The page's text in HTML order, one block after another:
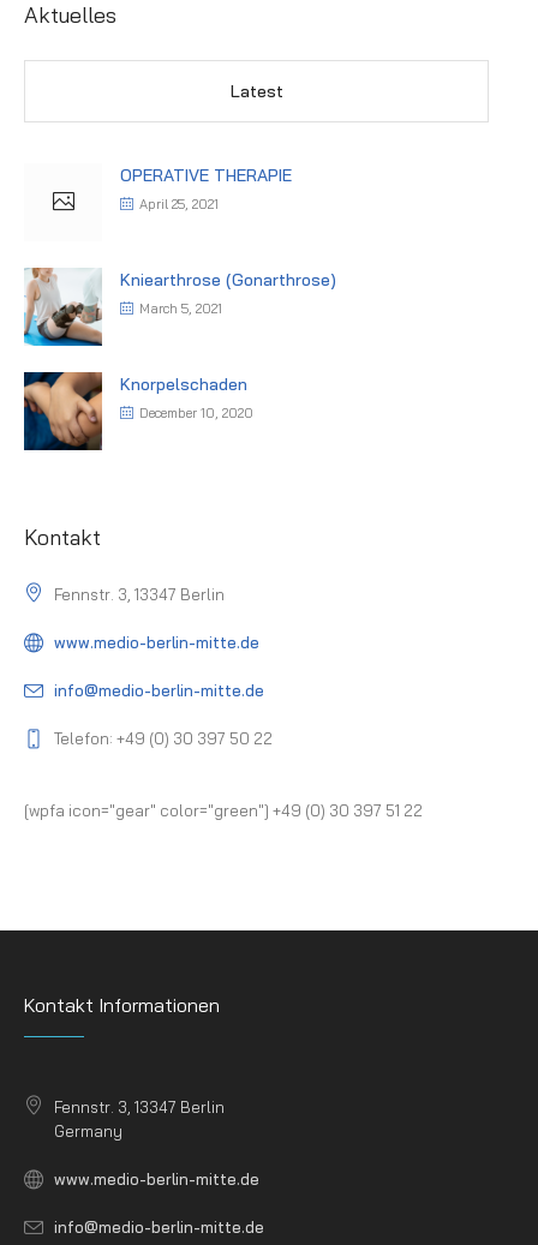
Aktuelles
Latest
OPERATIVE THERAPIE
April 25, 2021
Kniearthrose (Gonarthrose)
March 5, 2021
Knorpelschaden
December 10, 2020
Kontakt
Fennstr. 3, 13347 Berlin
www.medio-berlin-mitte.de
info@medio-berlin-mitte.de
Telefon: +49 (0) 30 397 50 22
[wpfa icon="gear" color="green"] +49 (0) 30 397 51 22
Kontakt Informationen
Fennstr. 3, 13347 Berlin
Germany
www.medio-berlin-mitte.de
info@medio-berlin-mitte.de